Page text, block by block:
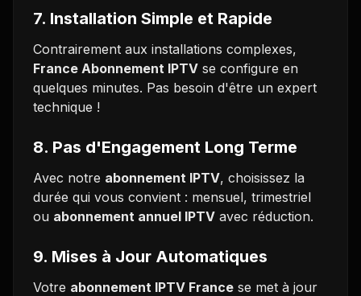
7. Installation Simple et Rapide
Contrairement aux installations complexes,
France Abonnement IPTV se configure en
quelques minutes. Pas besoin d'être un expert
technique !
8. Pas d'Engagement Long Terme
Avec notre abonnement IPTV, choisissez la
durée qui vous convient : mensuel, trimestriel
ou abonnement annuel IPTV avec réduction.
9. Mises à Jour Automatiques
Votre abonnement IPTV France se met à jour